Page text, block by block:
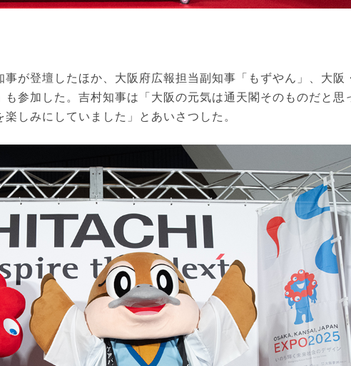
が登壇したほか、大阪府広報担当副知事「もずやん」、大阪
参加した。吉村知事は「大阪の元気は通天閣そのものだと思
しみにしていました」とあいさつした。